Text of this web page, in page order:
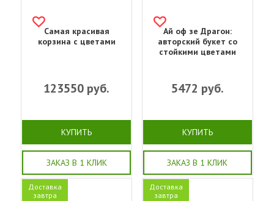
Самая красивая
корзина с цветами
123550 руб.
КУПИТЬ
ЗАКАЗ В 1 КЛИК
Ай оф зе Драгон:
авторский букет со
стойкими цветами
5472 руб.
КУПИТЬ
ЗАКАЗ В 1 КЛИК
Доставка
завтра
Доставка
завтра